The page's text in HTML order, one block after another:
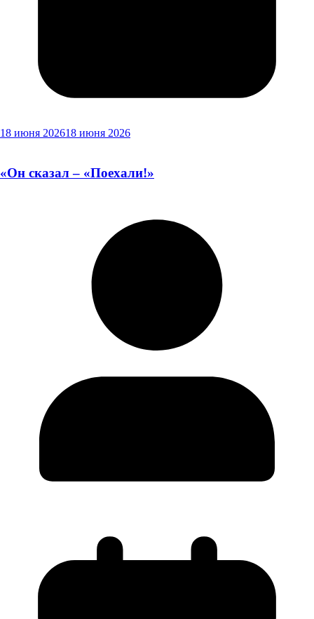
18 июня 202618 июня 2026
«Он сказал – «Поехали!»